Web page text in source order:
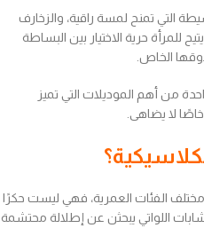
التي تمنح لمسة راقية، والزخارف
للمرأة حرية الاختيار بين البساطة
الخاص.
من أهم الموديلات التي تميز
لا يضاهى.
مختلف الفئات العمرية، فهي ليست حكرًا
اللواتي يبحثن عن إطلالة محتشمة